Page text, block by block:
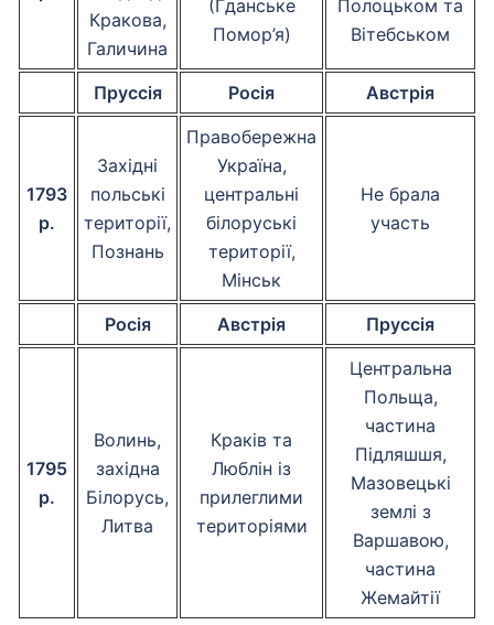
Кракова,
Галичина
(Гданське
Помор’я)
Полоцьком та
Вітебськом
Пруссія Росія Австрія
1793
р.
Західні
польські
території,
Познань
Правобережна
Україна,
центральні
білоруські
території,
Мінськ
Не брала
участь
Росія Австрія Пруссія
1795
р.
Волинь,
західна
Білорусь,
Литва
Краків та
Люблін із
прилеглими
територіями
Центральна
Польща,
частина
Підляшшя,
Мазовецькі
землі з
Варшавою,
частина
Жемайтії